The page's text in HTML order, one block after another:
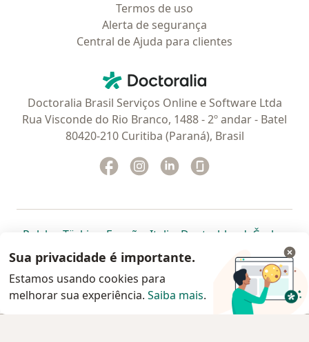
Termos de uso
Alerta de segurança
Central de Ajuda para clientes
Doctoralia - Homepage
Doctoralia Brasil Serviços Online e Software Ltda
Rua Visconde do Rio Branco, 1488 - 2º andar - Batel
80420-210 Curitiba (Paraná), Brasil
Facebook
abre num novo separador
Instagram
abre num novo separador
Linkedin
abre num novo
Polska abre num novo separador
Türkiye abre num novo separador
España abre num novo separador
Italia abre num novo
Deutschlandabre num
Česko
Portugal abre num novo separador
, México abre num novo separador
, abre num novo separador
Brasil abre num novoabre num
abre
Colombia abre num novo
www.doctoralia.com.br © 2026 - Agende agora sua
Sua privacidade é importante.
Estamos usando cookies para
melhorar sua experiência. Saiba mais.